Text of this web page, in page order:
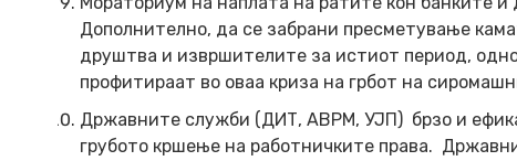
Дополнително, да се забрани пресметување
друштва и извршителите за истиот период,
профитираат во оваа криза на грбот на
Државните служби (ДИТ, АВРМ, УЈП) брзо и
грубото кршење на работничките права.